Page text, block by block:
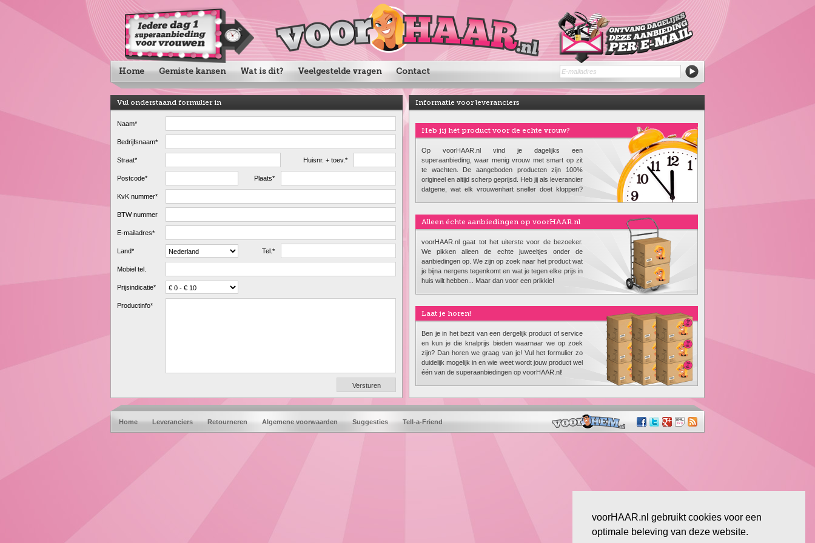
voorHAAR.nl gebruikt cookies voor een
optimale beleving van deze website.
Home Gemiste kansen Wat is dit? Veelgestelde vragen Contact
Vul onderstaand formulier in
Naam*
Bedrijfsnaam*
Straat* Huisnr. + toev.*
Postcode* Plaats*
KvK nummer*
BTW nummer
E-mailadres*
Land* Tel.*
Mobiel tel.
Prijsindicatie*
Productinfo*
Informatie voor leveranciers
Heb jij hét product voor de echte vrouw?
Op voorHAAR.nl vind je dagelijks een
superaanbieding, waar menig vrouw met smart op zit
te wachten. De aangeboden producten zijn 100%
origineel en altijd scherp geprijsd. Heb jij als leverancier
datgene, wat elk vrouwenhart sneller doet kloppen?
Alleen échte aanbiedingen op voorHAAR.nl
voorHAAR.nl gaat tot het uiterste voor de bezoeker.
We pikken alleen de echte juweeltjes onder de
aanbiedingen op. We zijn op zoek naar het product wat
je bijna nergens tegenkomt en wat je tegen elke prijs in
huis wilt hebben... Maar dan voor een prikkie!
Laat je horen!
Ben je in het bezit van een dergelijk product of service
en kun je die knalprijs bieden waarnaar we op zoek
zijn? Dan horen we graag van je! Vul het formulier zo
duidelijk mogelijk in en wie weet wordt jouw product wel
één van de superaanbiedingen op voorHAAR.nl!
Home Leveranciers Retourneren Algemene voorwaarden Suggesties Tell-a-Friend